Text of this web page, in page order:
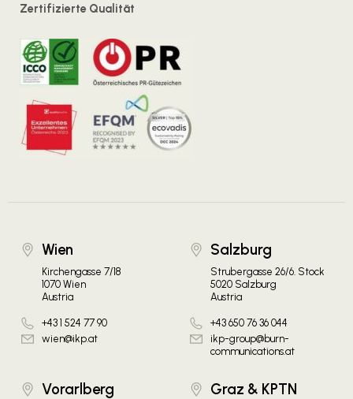
Zertifizierte Qualität
Wien
Kirchengasse 7/18
1070 Wien
Austria
+43 1 524 77 90
wien@ikp.at
Salzburg
Strubergasse 26/6. Stock
5020 Salzburg
Austria
+43 650 76 36 044
ikp-group@burn-
communications.at
Vorarlberg Graz & KPTN